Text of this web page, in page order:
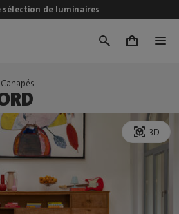
sélection de luminaires
0
Canapés
3D